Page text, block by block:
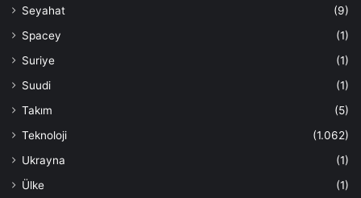
Seyahat
(9)
Spacey
(1)
Suriye
(1)
Suudi
(1)
Takım
(5)
Teknoloji
(1.062)
Ukrayna
(1)
Ülke
(1)